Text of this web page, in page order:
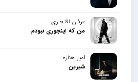
عرفان افتخاری
من که اینجوری نبودم
امیر هناره
شیرین